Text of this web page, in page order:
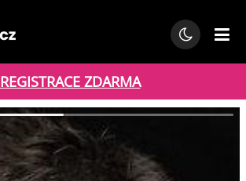
REGISTRACE ZDARMA